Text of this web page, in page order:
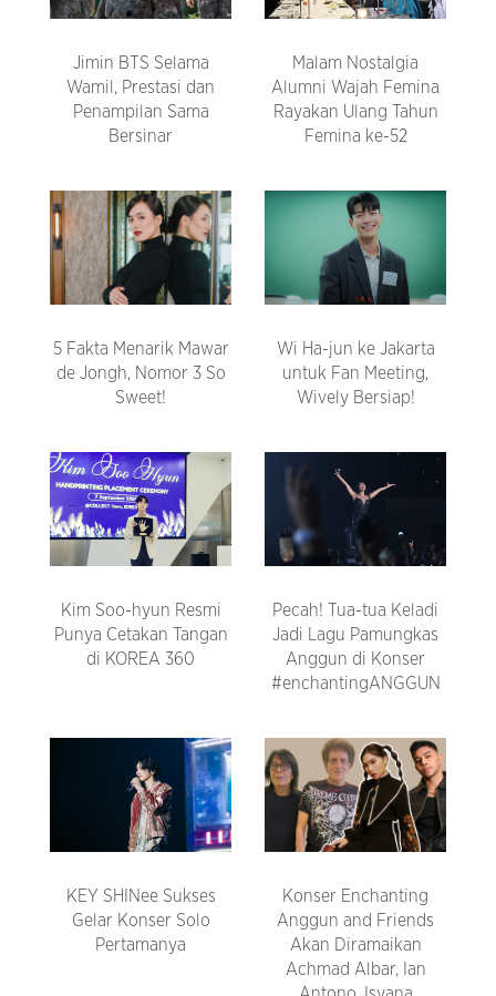
Jimin BTS Selama
Wamil, Prestasi dan
Penampilan Sama
Bersinar
Malam Nostalgia
Alumni Wajah Femina
Rayakan Ulang Tahun
Femina ke-52
5 Fakta Menarik Mawar
de Jongh, Nomor 3 So
Sweet!
Wi Ha-jun ke Jakarta
untuk Fan Meeting,
Wively Bersiap!
Kim Soo-hyun Resmi
Punya Cetakan Tangan
di KOREA 360
Pecah! Tua-tua Keladi
Jadi Lagu Pamungkas
Anggun di Konser
#enchantingANGGUN
KEY SHINee Sukses
Gelar Konser Solo
Pertamanya
Konser Enchanting
Anggun and Friends
Akan Diramaikan
Achmad Albar, Ian